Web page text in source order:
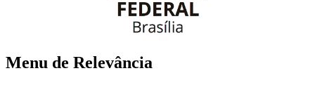
Menu de Relevância